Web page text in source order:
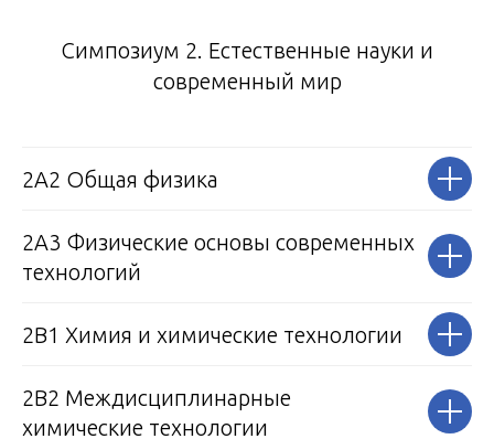
Симпозиум 2. Естественные науки и
современный мир
2А2 Общая физика
2А3 Физические основы современных
технологий
2В1 Химия и химические технологии
2В2 Междисциплинарные
химические технологии